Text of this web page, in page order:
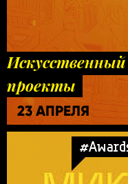
проекты
23 АПРЕЛЯ